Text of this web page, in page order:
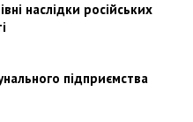
наслідки російських
підприємства